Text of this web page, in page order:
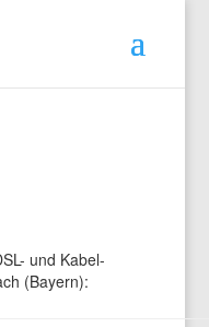
und Kabel-
(Bayern):